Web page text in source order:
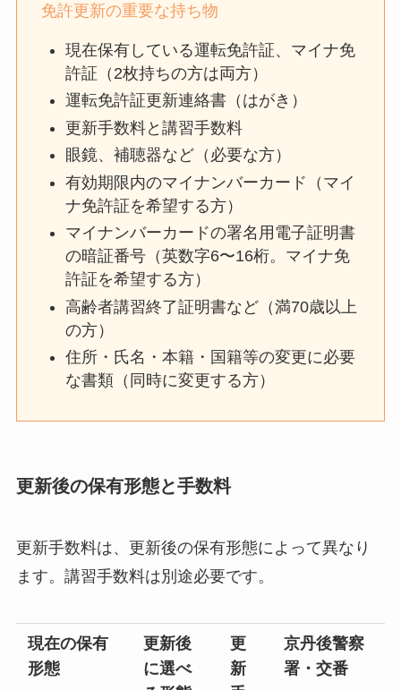
免許更新の重要な持ち物
現在保有している運転免許証、マイナ免
許証（2枚持ちの方は両方）
運転免許証更新連絡書（はがき）
更新手数料と講習手数料
眼鏡、補聴器など（必要な方）
有効期限内のマイナンバーカード（マイ
ナ免許証を希望する方）
マイナンバーカードの署名用電子証明書
の暗証番号（英数字6〜16桁。マイナ免
許証を希望する方）
高齢者講習終了証明書など（満70歳以上
の方）
住所・氏名・本籍・国籍等の変更に必要
な書類（同時に変更する方）
更新後の保有形態と手数料
更新手数料は、更新後の保有形態によって異なり
ます。講習手数料は別途必要です。
現在の保有
形態
更新後
に選べ
更
新
京丹後警察
署・交番